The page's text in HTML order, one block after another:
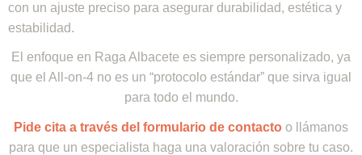
con un ajuste preciso para asegurar durabilidad, estética y
estabilidad.
El enfoque en Raga Albacete es siempre personalizado, ya
que el All-on-4 no es un “protocolo estándar” que sirva igual
para todo el mundo.
Pide cita a través del formulario de contacto o llámanos
para que un especialista haga una valoración sobre tu caso.